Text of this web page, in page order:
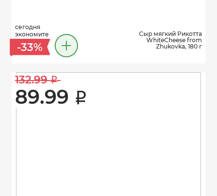
сегодня
экономите
-33%
Сыр мягкий Рикотта
WhiteCheese from
Zhukovka, 180 г
132.99 i
89.99 i